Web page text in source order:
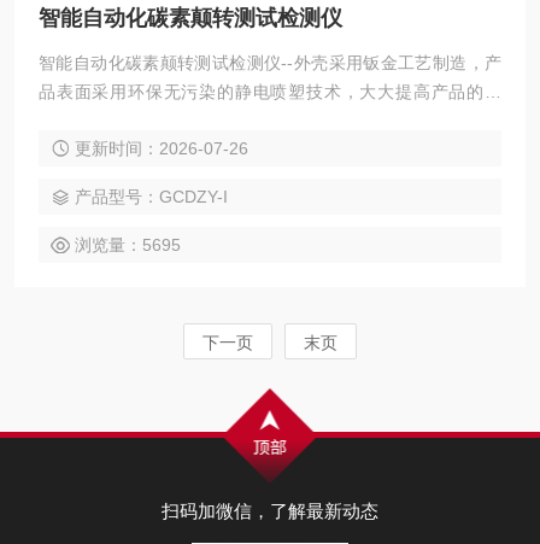
智能自动化碳素颠转测试检测仪
智能自动化碳素颠转测试检测仪--外壳采用钣金工艺制造，产
品表面采用环保无污染的静电喷塑技术，大大提高产品的耐
严格测试，确保各项数据稳定，准确、可靠。采用可编程序逻
软件可实现远程监控和数据分析。便捷的人机交互界面、高精
度，智能化的测量技术，助力提升企业产品测量效率。
更新时间：2026-07-26
产品型号：GCDZY-I
浏览量：5695
下一页 末页
扫码加微信，了解最新动态